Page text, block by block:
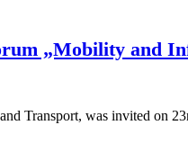
„Mobility and
Transport, was invited on